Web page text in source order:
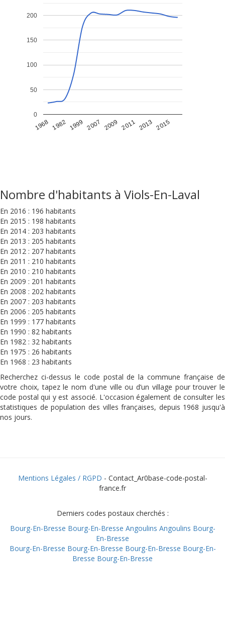
1968 1982 1999 2007 2009 2011 2013 2015
0
50
100
150
200
Nombre d'habitants à Viols-En-Laval
En 2016 : 196 habitants
En 2015 : 198 habitants
En 2014 : 203 habitants
En 2013 : 205 habitants
En 2012 : 207 habitants
En 2011 : 210 habitants
En 2010 : 210 habitants
En 2009 : 201 habitants
En 2008 : 202 habitants
En 2007 : 203 habitants
En 2006 : 205 habitants
En 1999 : 177 habitants
En 1990 : 82 habitants
En 1982 : 32 habitants
En 1975 : 26 habitants
En 1968 : 23 habitants
Recherchez ci-dessus le code postal de la commune française de
votre choix, tapez le nom d'une ville ou d’un village pour trouver le
code postal qui y est associé. L'occasion également de consulter les
statistiques de population des villes françaises, depuis 1968 jusqu'à
nos jours.
Mentions Légales / RGPD - Contact_Ar0base-code-postal-
france.fr
Derniers codes postaux cherchés :
Bourg-En-Bresse Bourg-En-Bresse Angoulins Angoulins Bourg-
En-Bresse
Bourg-En-Bresse Bourg-En-Bresse Bourg-En-Bresse Bourg-En-
Bresse Bourg-En-Bresse